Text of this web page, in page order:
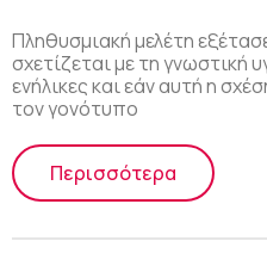
Πληθυσμιακή μελέτη
σχετίζεται με τη γνωστική
ενήλικες και εάν αυτή η
τον γονότυπο
Περισσότερα